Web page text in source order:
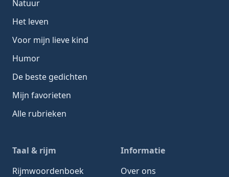
Natuur
Het leven
Voor mijn lieve kind
Humor
De beste gedichten
Mijn favorieten
Alle rubrieken
Taal & rijm
Rijmwoordenboek
Informatie
Over ons